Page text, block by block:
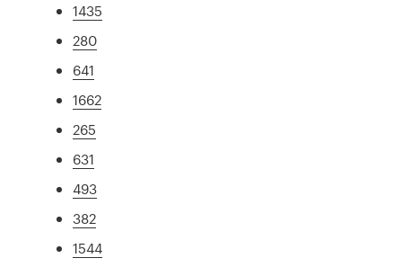
1435
280
641
1662
265
631
493
382
1544